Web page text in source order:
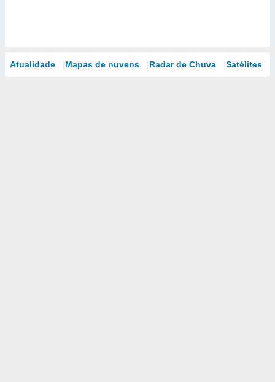
Atualidade Mapas de nuvens Radar de Chuva Satélites